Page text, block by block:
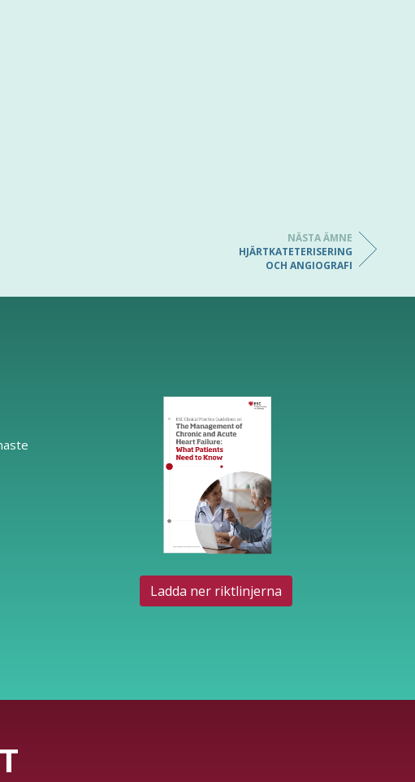
NÄSTA ÄMNE
HJÄRTKATETERISERING
OCH ANGIOGRAFI
Ladda ner riktlinjerna